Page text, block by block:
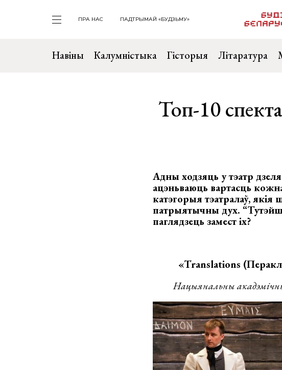
ПРА НАС ПАДТРЫМАЙ «БУДЗЬМУ»
Навіны Калумністыка Гісторыя Літаратура
Топ-10
Адны ходзяць у тэатр
ацэньваюць вартасць
катэгорыя тэатралаў,
патрыятычны дух.
паглядзець замест іх?
«Translations
Нацыянальны